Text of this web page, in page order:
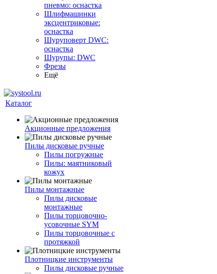
пневмо: оснастка
Шлифмашинки
эксцентриковые:
оснастка
Шуруповерт DWC:
оснастка
Шурупы: DWC
Фрезы
Ещё
Каталог
Акционные предложения
Пилы дисковые ручные
Пилы погружные
Пилы: маятниковый
кожух
Пилы монтажные
Пилы дисковые
монтажные
Пилы торцовочно-
усовочные SYM
Пилы торцовочные с
протяжкой
Плотницкие инструменты
Пилы дисковые ручные